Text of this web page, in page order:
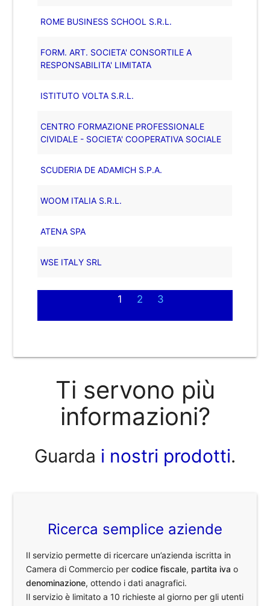
ROME BUSINESS SCHOOL S.R.L.
FORM. ART. SOCIETA' CONSORTILE A
RESPONSABILITA' LIMITATA
ISTITUTO VOLTA S.R.L.
CENTRO FORMAZIONE PROFESSIONALE
CIVIDALE - SOCIETA' COOPERATIVA SOCIALE
SCUDERIA DE ADAMICH S.P.A.
WOOM ITALIA S.R.L.
ATENA SPA
WSE ITALY SRL
1 2 3
Ti servono più
informazioni?
Guarda i nostri prodotti.
Ricerca semplice aziende
Il servizio permette di ricercare un’azienda iscritta in
Camera di Commercio percodice fiscale, partita iva o
denominazione, ottendo i dati anagrafici.
Il servizio è limitato a 10 richieste al giorno per gli utenti